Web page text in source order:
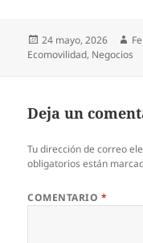
Publicado
el
24 mayo, 2026
Ecomovilidad, Negocios
Deja un
Tu dirección de correo
obligatorios están
COMENTARIO *